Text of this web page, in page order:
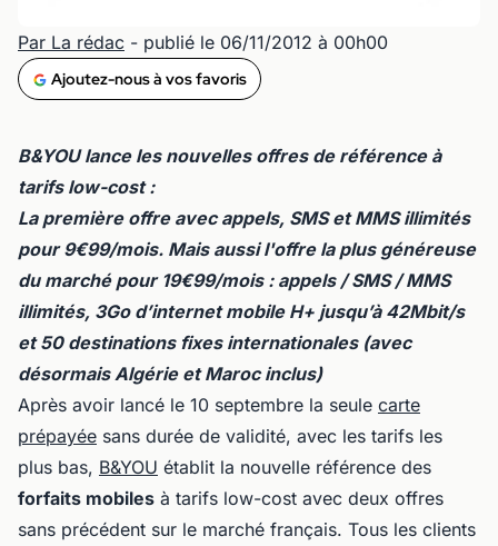
Par La rédac - publié le 06/11/2012 à 00h00
Ajoutez-nous à vos favoris
B&YOU lance les nouvelles offres de référence à
tarifs low-cost :
La première offre avec appels, SMS et MMS illimités
pour 9€99/mois. Mais aussi l'offre la plus généreuse
du marché pour 19€99/mois : appels / SMS / MMS
illimités, 3Go d’internet mobile H+ jusqu’à 42Mbit/s
et 50 destinations fixes internationales (avec
désormais Algérie et Maroc inclus)
Après avoir lancé le 10 septembre la seule carte
prépayée sans durée de validité, avec les tarifs les
plus bas, B&YOU établit la nouvelle référence des
forfaits mobiles à tarifs low-cost avec deux offres
sans précédent sur le marché français. Tous les clients